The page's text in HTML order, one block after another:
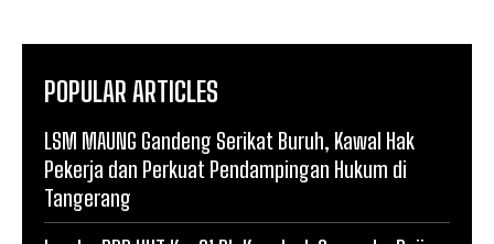
POPULAR ARTICLES
LSM MAUNG Gandeng Serikat Buruh, Kawal Hak
Pekerja dan Perkuat Pendampingan Hukum di
Tangerang